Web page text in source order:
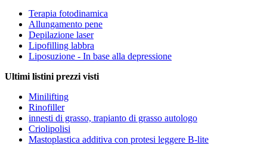
Terapia fotodinamica
Allungamento pene
Depilazione laser
Lipofilling labbra
Liposuzione - In base alla depressione
Ultimi listini prezzi visti
Minilifting
Rinofiller
innesti di grasso, trapianto di grasso autologo
Criolipolisi
Mastoplastica additiva con protesi leggere B-lite